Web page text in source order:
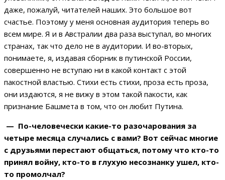
даже, пожалуй, читателей наших. Это большое вот
счастье. Поэтому у меня основная аудитория теперь во
всем мире. Я и в Австралии два раза выступал, во многих
странах, так что дело не в аудитории. И во-вторых,
понимаете, я, издавая сборник в путинской России,
совершенно не вступаю ни в какой контакт с этой
пакостной властью. Стихи есть стихи, проза есть проза,
они издаются, я не вижу в этом такой пакости, как
признание Башмета в том, что он любит Путина.
— По-человечески какие-то разочарования за
четыре месяца случались с вами? Вот сейчас многие
с друзьями перестают общаться, потому что кто-то
принял войну, кто-то в глухую несознанку ушел, кто-
то промолчал?